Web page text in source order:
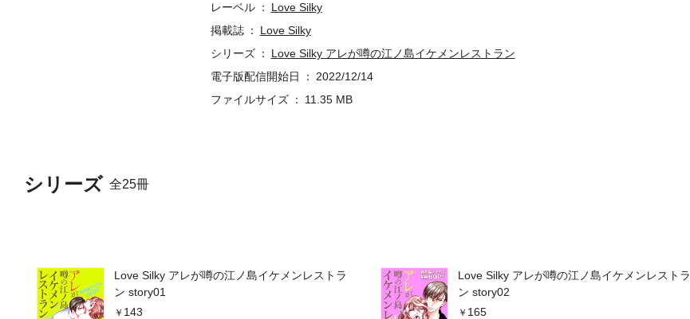
シリーズ 全25冊
Love Silky アレが噂の江ノ島イケメンレストラ
ン story01
143
Love Silky アレが噂の江ノ島イケメンレストラ
ン story02
165
レーベル
Love Silky
掲載誌
Love Silky
シリーズ
Love Silky アレが噂の江ノ島イケメンレストラン
電子版配信開始日
2022/12/14
ファイルサイズ
11.35 MB